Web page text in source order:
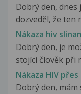
Dobrý den, dnes
dozveděl, že ten
Nákaza hiv
Dobrý den, je
stojící člověk při
Nákaza HIV
Dobrý den,